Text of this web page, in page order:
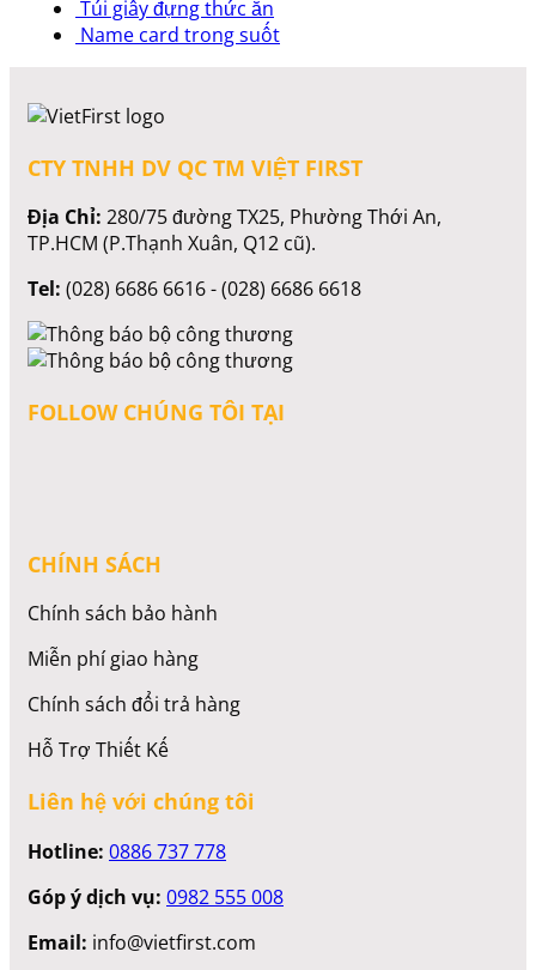
Túi giấy đựng thức ăn
Name card trong suốt
CTY TNHH DV QC TM VIỆT FIRST
Địa Chỉ: 280/75 đường TX25, Phường Thới An,
TP.HCM (P.Thạnh Xuân, Q12 cũ).
Tel: (028) 6686 6616 - (028) 6686 6618
FOLLOW CHÚNG TÔI TẠI
CHÍNH SÁCH
Chính sách bảo hành
Miễn phí giao hàng
Chính sách đổi trả hàng
Hỗ Trợ Thiết Kế
Liên hệ với chúng tôi
Hotline: 0886 737 778
Góp ý dịch vụ: 0982 555 008
Email: info@vietfirst.com